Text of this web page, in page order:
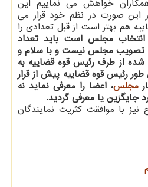
خواهش می نماییم این
این صورت در نظم خود قرار می
هم بهتر است از قبل تعدادی را
انتخاب مجلس است باید تعداد
تصویب مجلس نیست و با سلام و
از طرف رئیس قوه قضاییه به
رئیس قوه قضاییه پیش از قرار
مجلس، اعضا را معرفی نماید نه
جایگزین یا معرفی گردید.
با موافقت کثریت نمایندگان